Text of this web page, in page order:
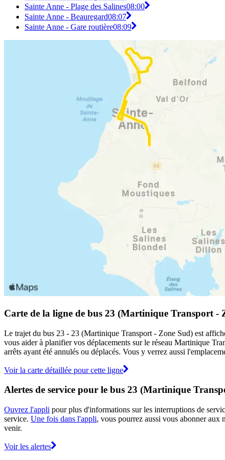
Sainte Anne - Plage des Salines08:00
Sainte Anne - Beauregard08:07
Sainte Anne - Gare routière08:09
Carte de la ligne de bus 23 (Martinique Transport -
Le trajet du bus 23 - 23 (Martinique Transport - Zone Sud) est
vous aider à planifier vos déplacements sur le réseau Martinique
arrêts ayant été annulés ou déplacés. Vous y verrez aussi
Voir la carte détaillée pour cette ligne
Alertes de service pour le bus 23 (Martinique
Ouvrez l'appli pour plus d'informations sur les interruptions de
service. Une fois dans l'appli, vous pourrez aussi vous abonner
venir.
Voir les alertes